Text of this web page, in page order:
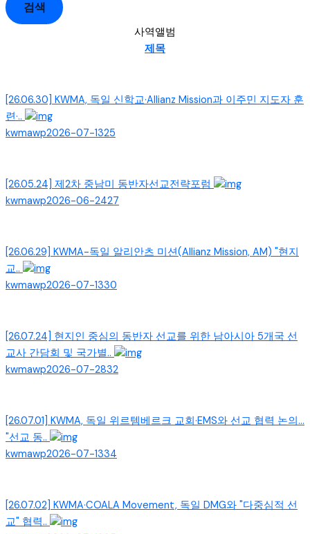
검색
사역앨범
제목
[26.06.30] KWMA, 독일 신학교·Allianz Mission과 이주민 지도자 훈
련·..
kwmawp2026-07-1325
[26.05.24] 제2차 중남미 동반자선교전략포럼
kwmawp2026-06-2427
[26.06.29] KWMA-독일 알리안츠 미션(Allianz Mission, AM) "현지
교..
kwmawp2026-07-1330
[26.07.24] 현지인 중심의 동반자 선교를 위한 남아시아 5개국 선
교사 간담회 및 국가별..
kwmawp2026-07-2832
[26.07.01] KWMA, 독일 위르템베르크 교회·EMS와 선교 협력 논의...
"선교 동..
kwmawp2026-07-1334
[26.07.02] KWMA·COALA Movement, 독일 DMG와 "다중심적 선
교" 협력..